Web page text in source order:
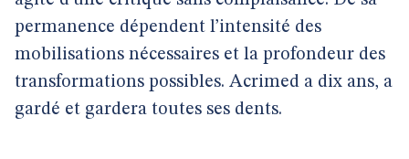
permanence dépendent l’intensité des
mobilisations nécessaires et la profondeur des
transformations possibles. Acrimed a dix ans, a
gardé et gardera toutes ses dents.